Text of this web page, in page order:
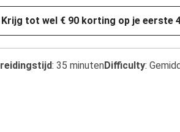
Krijg tot wel € 90 korting op je eerste
: 35 minutenDifficulty: